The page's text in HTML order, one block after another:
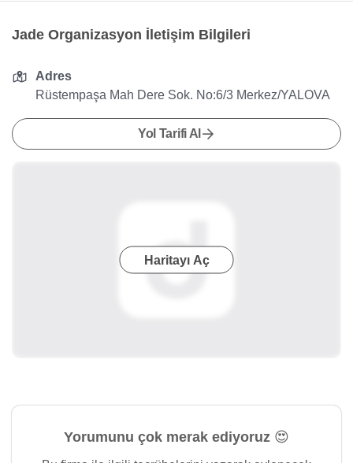
Jade Organizasyon İletişim Bilgileri
Adres
Rüstempaşa Mah Dere Sok. No:6/3 Merkez/YALOVA
Yol Tarifi Al
Haritayı Aç
Yorumunu çok merak ediyoruz 😍